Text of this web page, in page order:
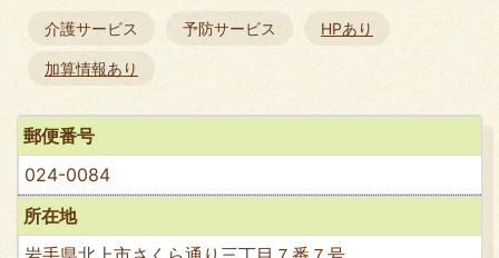
介護サービス 予防サービス HPあり
加算情報あり
郵便番号
024-0084
所在地